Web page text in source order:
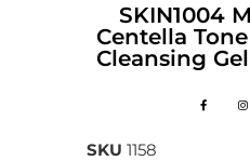
SKIN1004
Centella
Cleansing
SKU 1158